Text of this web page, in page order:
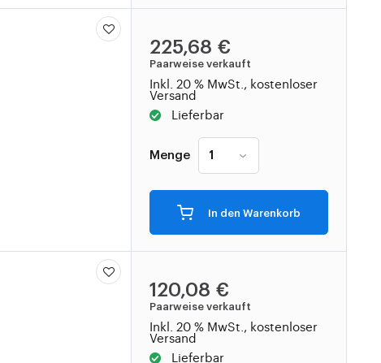
225,68 €
Paarweise verkauft
Inkl. 20 % MwSt., kostenloser
Versand
Lieferbar
Menge
In den Warenkorb
120,08 €
Paarweise verkauft
Inkl. 20 % MwSt., kostenloser
Versand
Lieferbar